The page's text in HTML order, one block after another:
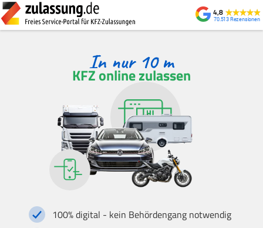
4,8
70.513
KFZ online zulassen
100% digital - kein Behördengang notwendig